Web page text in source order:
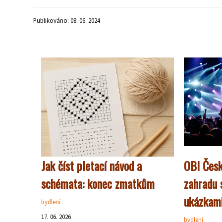
Publikováno: 08. 06. 2024
Jak číst pletací návod a
schémata: konec zmatkům
bydlení
17. 06. 2026
OBI